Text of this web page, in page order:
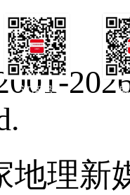
订阅号
地理新